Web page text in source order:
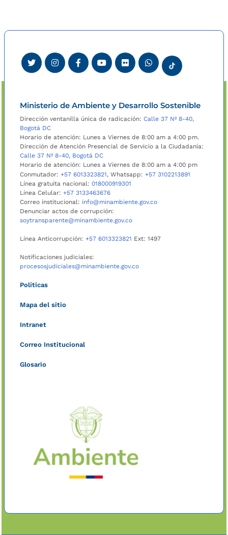
Ministerio de Ambiente y Desarrollo Sostenible
Dirección ventanilla única de radicación: Calle 37 Nº 8-40,
Bogotá DC
Horario de atención: Lunes a Viernes de 8:00 am a 4:00 pm.
Dirección de Atención Presencial de Servicio a la Ciudadanía:
Calle 37 Nº 8-40, Bogotá DC
Horario de atención: Lunes a Viernes de 8:00 am a 4:00 pm
Conmutador: +57 6013323821, Whatsapp: +57 3102213891
Línea gratuita nacional: 018000919301
Línea Celular: +57 3133463676
Correo institucional: info@minambiente.gov.co
Denunciar actos de corrupción:
soytransparente@minambiente.gov.co
Línea Anticorrupción: +57 6013323821 Ext: 1497
Notificaciones judiciales:
procesosjudiciales@minambiente.gov.co
Políticas
Mapa del sitio
Intranet
Correo Institucional
Glosario